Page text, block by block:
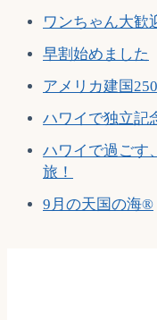
ワンちゃん大歓
早割始めました
アメリカ建国
ハワイで独立記
ハワイで過ごす
旅！
9月の天国の海®